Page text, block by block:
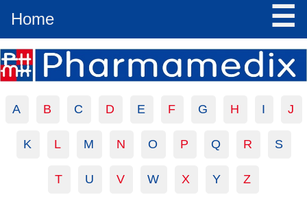
Home ☰
A B C D E F G H I J
K L M N O P Q R S
T U V W X Y Z